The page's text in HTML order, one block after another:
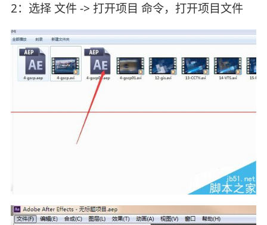
2：选择 文件 -> 打开项目 命令，打开项目文件